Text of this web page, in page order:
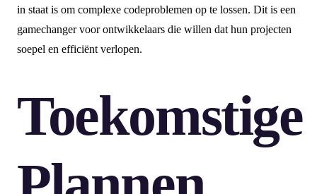
in staat is om complexe codeproblemen op te lossen. Dit is een
gamechanger voor ontwikkelaars die willen dat hun projecten
soepel en efficiënt verlopen.
Toekomstige